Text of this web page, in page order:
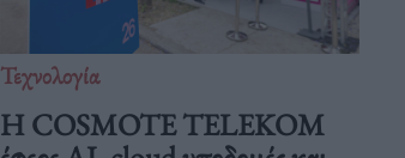
Τεχνολογία
Η COSMOTE TELEKOM